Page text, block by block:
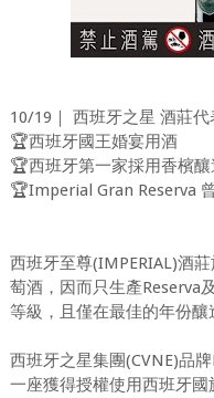
10/19｜ 西班牙之星 酒莊
🏆西班牙國王婚宴用酒
🏆西班牙第一家採用香檳
🏆Imperial Gran Reserva
西班牙至尊(IMPERIAL)酒
萄酒，因而只生產Reserva
等級，且僅在最佳的年份釀
西班牙之星集團(CVNE)品
一座獲得授權使用西班牙